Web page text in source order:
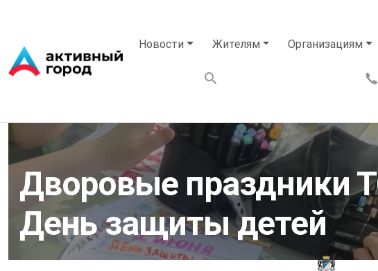
Новости Жителям Организациям
Дворовые праздники
День защиты детей